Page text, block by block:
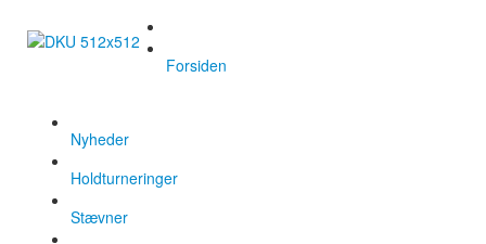
Forsiden
Nyheder
Holdturneringer
Stævner